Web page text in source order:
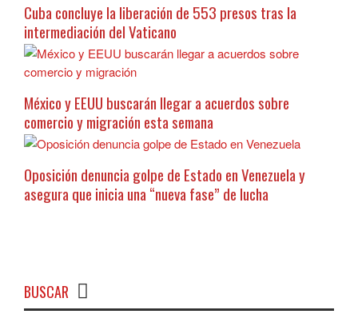
Cuba concluye la liberación de 553 presos tras la
intermediación del Vaticano
México y EEUU buscarán llegar a acuerdos sobre
comercio y migración esta semana
Oposición denuncia golpe de Estado en Venezuela y
asegura que inicia una “nueva fase” de lucha
BUSCAR